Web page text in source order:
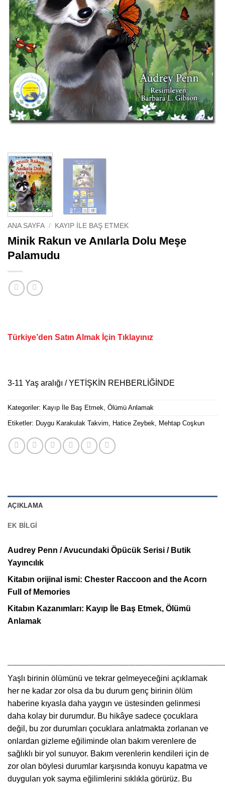
ANA SAYFA / KAYIP İLE BAŞ ETMEK
Minik Rakun ve Anılarla Dolu Meşe
Palamudu
Türkiye’den Satın Almak İçin Tıklayınız
3-11 Yaş aralığı / YETİŞKİN REHBERLİĞİNDE
Kategoriler: Kayıp İle Baş Etmek, Ölümü Anlamak
Etiketler: Duygu Karakulak Takvim, Hatice Zeybek, Mehtap Coşkun
AÇIKLAMA
EK BILGI
Audrey Penn / Avucundaki Öpücük Serisi / Butik
Yayıncılık
Kitabın orijinal ismi: Chester Raccoon and the Acorn
Full of Memories
Kitabın Kazanımları: Kayıp İle Baş Etmek, Ölümü
Anlamak
Yaşlı birinin ölümünü ve tekrar gelmeyeceğini açıklamak
her ne kadar zor olsa da bu durum genç birinin ölüm
haberine kıyasla daha yaygın ve üstesinden gelinmesi
daha kolay bir durumdur. Bu hikâye sadece çocuklara
değil, bu zor durumları çocuklara anlatmakta zorlanan ve
onlardan gizleme eğiliminde olan bakım verenlere de
sağlıklı bir yol sunuyor. Bakım verenlerin kendileri için de
zor olan böylesi durumlar karşısında konuyu kapatma ve
duyguları yok sayma eğilimlerini sıklıkla görürüz. Bu